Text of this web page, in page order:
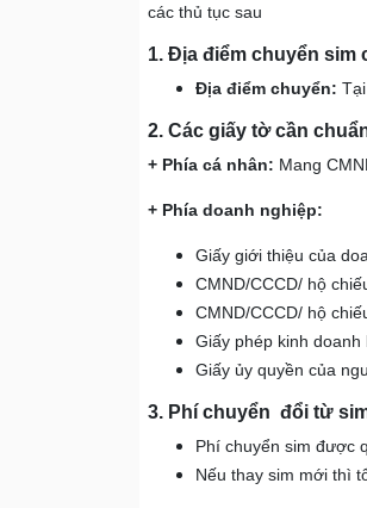
các thủ tục sau
1. Địa điểm chuyển sim
Địa điểm chuyển:
2. Các giấy tờ cần
+ Phía cá nhân: Mang
+ Phía doanh nghiệp:
Giấy giới thiệu của
CMND/CCCD/ hộ
CMND/CCCD/ hộ
Giấy phép kinh doanh
Giấy ủy quyền của
3. Phí chuyển đổi từ
Phí chuyển sim được
Nếu thay sim mới thì